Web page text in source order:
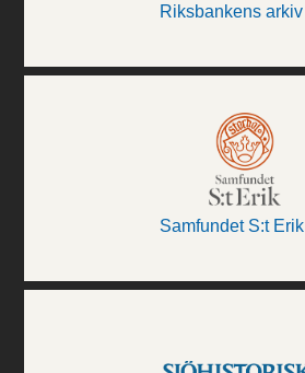
Riksbankens arkiv
Samfundet S:t Erik